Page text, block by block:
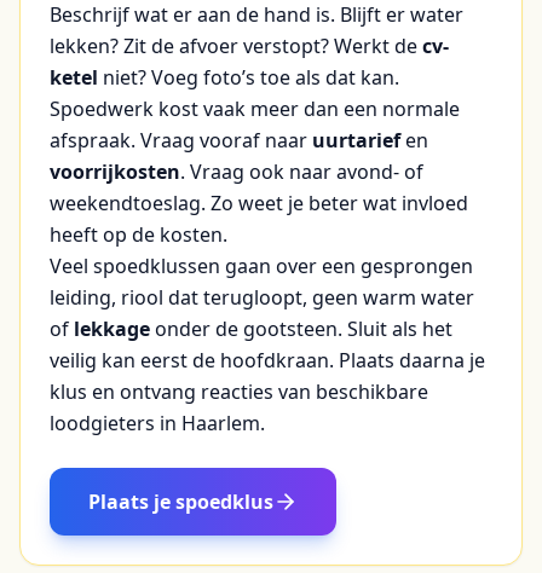
Beschrijf wat er aan de hand is. Blijft er water
lekken? Zit de afvoer verstopt? Werkt decv-
ketel niet? Voeg foto’s toe als dat kan.
Spoedwerk kost vaak meer dan een normale
afspraak. Vraag vooraf naar uurtariefen
voorrijkosten. Vraag ook naar avond- of
weekendtoeslag. Zo weet je beter wat invloed
heeft op de kosten.
Veel spoedklussen gaan over een gesprongen
leiding, riool dat terugloopt, geen warm water
of lekkageonder de gootsteen. Sluit als het
veilig kan eerst de hoofdkraan. Plaats daarna je
klus en ontvang reacties van beschikbare
loodgieters in Haarlem.
Plaats je spoedklus